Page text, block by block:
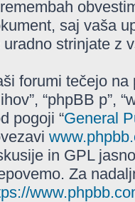
saj vaša
uradno strinjate z
forumi tečejo na
“phpBB p”,
pogoji “General
in GPL
Za